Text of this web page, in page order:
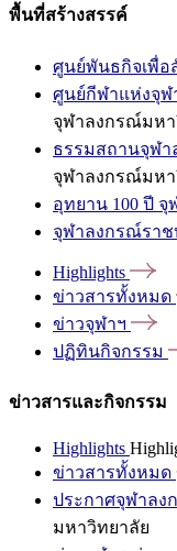
พื้นที่สร้างสรรค์
ศูนย์พันธกิจเพื่อ
ศูนย์กีฬาแห่งจุ
จุฬาลงกรณ์มหา
ธรรมสถานจุฬ
จุฬาลงกรณ์มหา
อุทยาน 100 ปี จุ
จุฬาลงกรณ์รา
Highlights
ข่าวสารทั้งหมด
ข่าวจุฬาฯ
ปฏิทินกิจกรรม
ข่าวสารและกิจกรรม
Highlights
ข่าวสารทั้งหมด
ประกาศจุฬาลง
มหาวิทยาลัย